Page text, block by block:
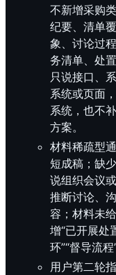
不新增采购
纪要、清单
象、讨论过
务清单、处
只说接口、
系统或页面
系统，也不
方案。
材料稀疏型
短成稿；缺
说组织会议
推断讨论、
容；材料未
增“已开展处
环”“督导流
用户第二轮